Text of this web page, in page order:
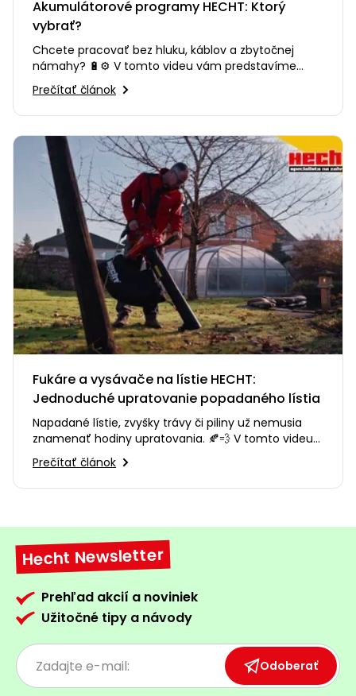
Akumulátorové programy HECHT: Ktorý
vybrať?
Chcete pracovať bez hluku, káblov a zbytočnej
námahy? 🔋⚙️ V tomto videu vám predstavíme
výhody moderného…
Prečítať článok
Fukáre a vysávače na lístie HECHT:
Jednoduché upratovanie popadaného lístia
Napadané lístie, zvyšky trávy či piliny už nemusia
znamenať hodiny upratovania. 🍂💨 V tomto videu
vám predstavíme fukáre…
Prečítať článok
Hecht Newsletter
Prehľad akcií a noviniek
Užitočné tipy a návody
Odoberať